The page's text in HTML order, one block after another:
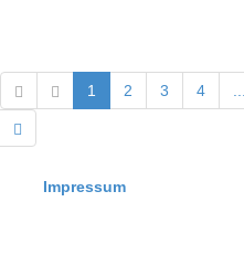
1 2 3 4
Impressum